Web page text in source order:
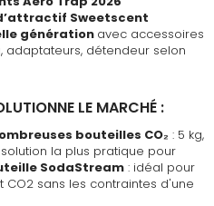
Sweetscent
génération avec accessoires
adaptateurs, détendeur selon
LE MARCHÉ :
bouteilles CO₂ : 5 kg,
solution la plus pratique pour
SodaStream : idéal pour
sans les contraintes d'une